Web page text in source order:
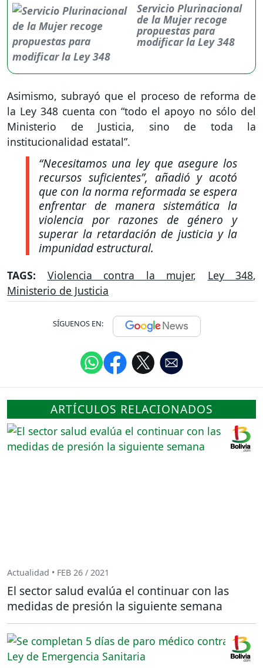
Servicio Plurinacional
de la Mujer recoge
propuestas para
modificar la Ley 348
Asimismo, subrayó que el proceso de reforma de
la Ley 348 cuenta con “todo el apoyo no sólo del
Ministerio de Justicia, sino de toda la
institucionalidad estatal”.
“Necesitamos una ley que asegure los
recursos suficientes”, añadió y acotó
que con la norma reformada se espera
enfrentar de manera sistemática la
violencia por razones de género y
superar la retardación de justicia y la
impunidad estructural.
TAGS: Violencia contra la mujer, Ley 348,
Ministerio de Justicia
SÍGUENOS EN:
ARTÍCULOS RELACIONADOS
Actualidad • FEB 26 / 2021
El sector salud evalúa el continuar con las
medidas de presión la siguiente semana